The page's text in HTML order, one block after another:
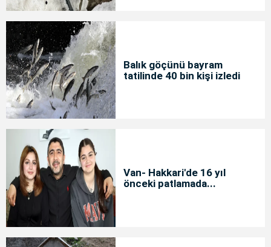
Balık göçünü bayram
tatilinde 40 bin kişi izledi
Van- Hakkari'de 16 yıl
önceki patlamada...